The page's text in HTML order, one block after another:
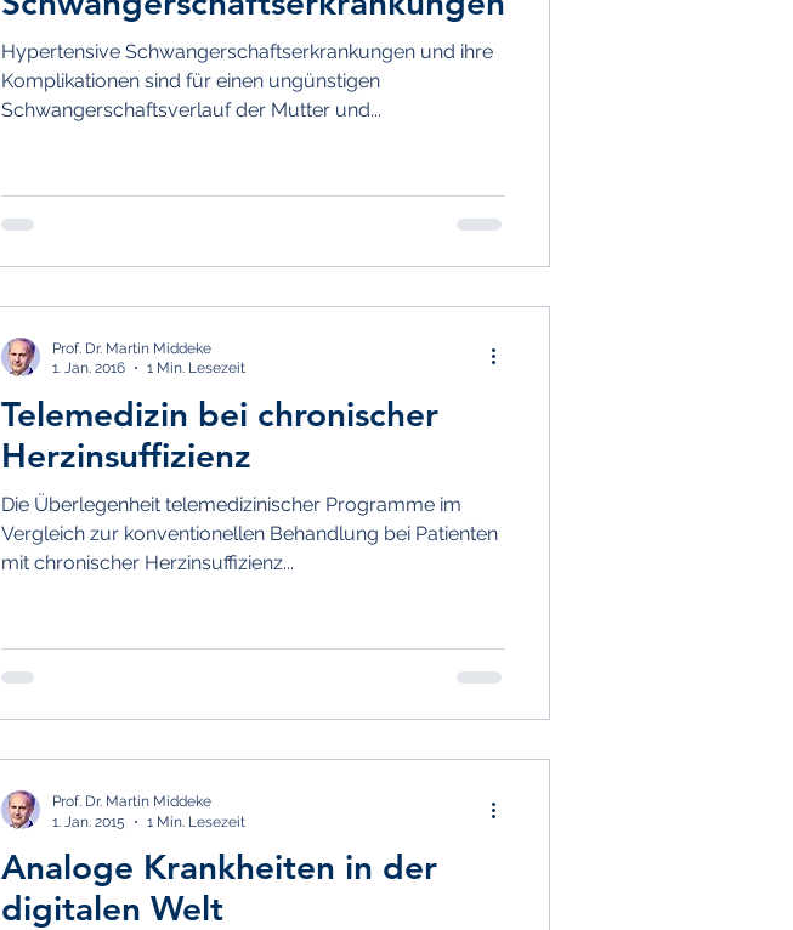
Hypertensive Schwangerschaftserkrankungen und ihre
Komplikationen sind für einen ungünstigen
Schwangerschaftsverlauf der Mutter und...
Telemedizin bei chronischer
Herzinsuffizienz
Die Überlegenheit telemedizinischer Programme im
Vergleich zur konventionellen Behandlung bei Patienten
mit chronischer Herzinsuffizienz...
Prof. Dr. Martin Middeke
1. Jan. 2016
1 Min. Lesezeit
Analoge Krankheiten in der
digitalen Welt
Prof. Dr. Martin Middeke
1. Jan. 2015
1 Min. Lesezeit